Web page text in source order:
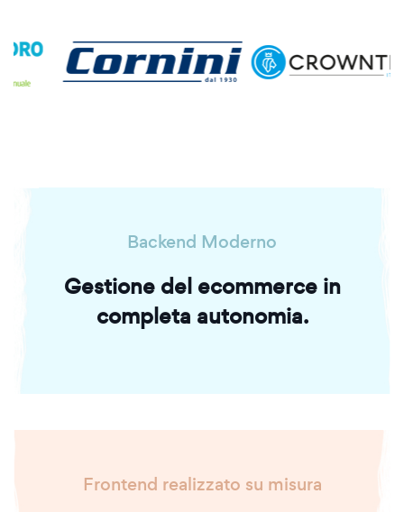
Backend Moderno
Gestione del ecommerce in
completa autonomia.
Frontend realizzato su misura